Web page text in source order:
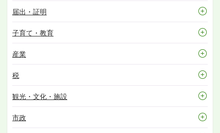
届出・証明
子育て・教育
産業
税
観光・文化・施設
市政